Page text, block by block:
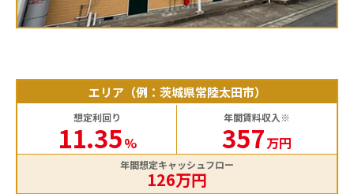
エリア（例：茨城県常陸太田市）
想定利回り
11.35%
年間賃料収入※
357万円
年間想定キャッシュフロー
126万円